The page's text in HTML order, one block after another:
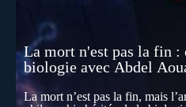
La mort n'est pas la fin :
biologie avec Abdel
La mort n’est pas la fin, mais